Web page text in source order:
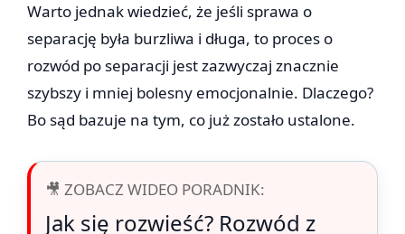
Warto jednak wiedzieć, że jeśli sprawa o
separację była burzliwa i długa, to proces o
rozwód po separacji jest zazwyczaj znacznie
szybszy i mniej bolesny emocjonalnie. Dlaczego?
Bo sąd bazuje na tym, co już zostało ustalone.
🎥 ZOBACZ WIDEO PORADNIK:
Jak się rozwieść? Rozwód z